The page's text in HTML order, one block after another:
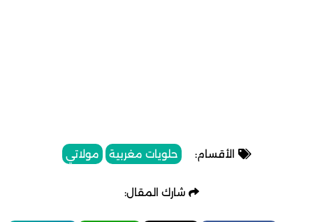
الأقسام: حلويات مغربية مولاتي
شارك المقال: